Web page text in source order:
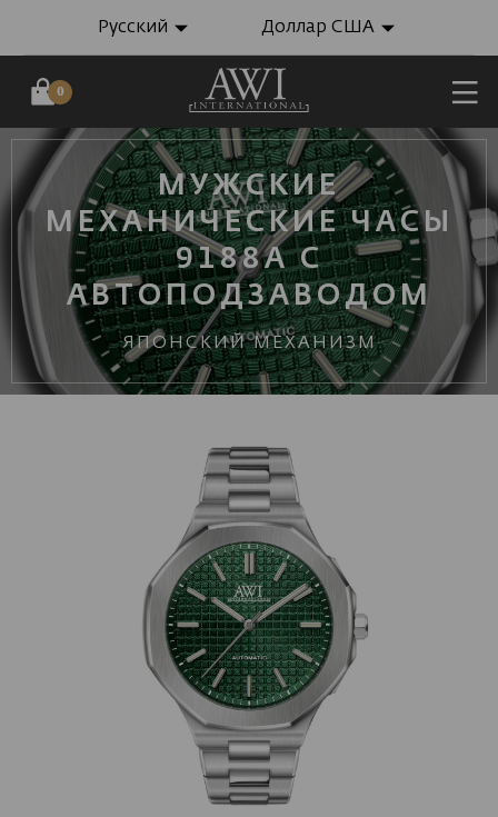
Русский Доллар США
0
МУЖСКИЕ
МЕХАНИЧЕСКИЕ ЧАСЫ
9188A С
АВТОПОДЗАВОДОМ
ЯПОНСКИЙ МЕХАНИЗМ